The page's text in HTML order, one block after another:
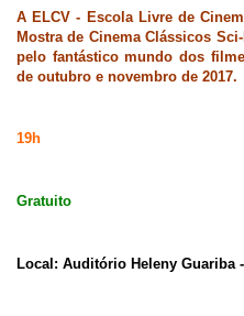
A ELCV - Escola Livre de
Mostra de Cinema Clássicos
pelo fantástico mundo dos
de outubro e novembro de 2017.
19h
Gratuito
Local: Auditório Heleny Guariba